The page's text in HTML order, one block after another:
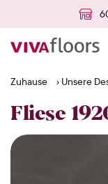
Zuhause › Unsere
Fliese